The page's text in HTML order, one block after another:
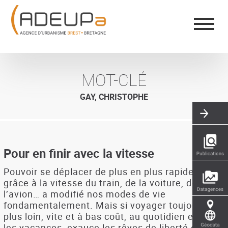
Aller
contenu
principal
MOT-CLÉ
GAY, CHRISTOPHE
Pour en finir avec la vitesse
Pouvoir se déplacer de plus en plus rapidement
grâce à la vitesse du train, de la voiture, de
l’avion… a modifié nos modes de vie
fondamentalement. Mais si voyager toujours
plus loin, vite et à bas coût, au quotidien et pour
Panneau de gestion des cookies